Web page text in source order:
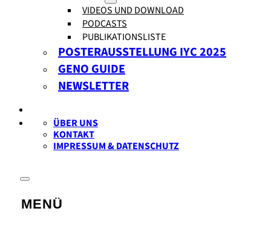
VIDEOS UND DOWNLOAD
PODCASTS
PUBLIKATIONSLISTE
POSTERAUSSTELLUNG IYC 2025
GENO GUIDE
NEWSLETTER
ÜBER UNS
KONTAKT
IMPRESSUM & DATENSCHUTZ